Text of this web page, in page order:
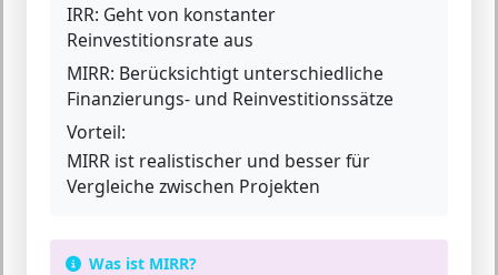
IRR: Geht von konstanter
Reinvestitionsrate aus
MIRR: Berücksichtigt unterschiedliche
Finanzierungs- und Reinvestitionssätze
Vorteil:
MIRR ist realistischer und besser für
Vergleiche zwischen Projekten
Was ist MIRR?